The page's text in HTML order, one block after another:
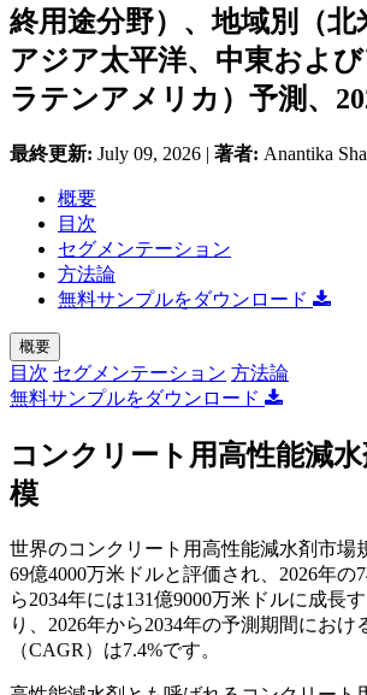
終用途分野）、地域別（北
アジア太平洋、中東および
ラテンアメリカ）予測、
最終更新: July 09, 2026 | 著者: Anantika
概要
目次
セグメンテーション
方法論
無料サンプルをダウンロード
概要
目次 セグメンテーション 方法論
無料サンプルをダウンロード
コンクリート用高性能減
模
世界のコンクリート用高性能減水剤市場
69億4000万米ドルと評価され、2026年の
ら2034年には131億9000万米ドルに成長
り、2026年から2034年の予測期間におけ
（CAGR）は7.4%です。